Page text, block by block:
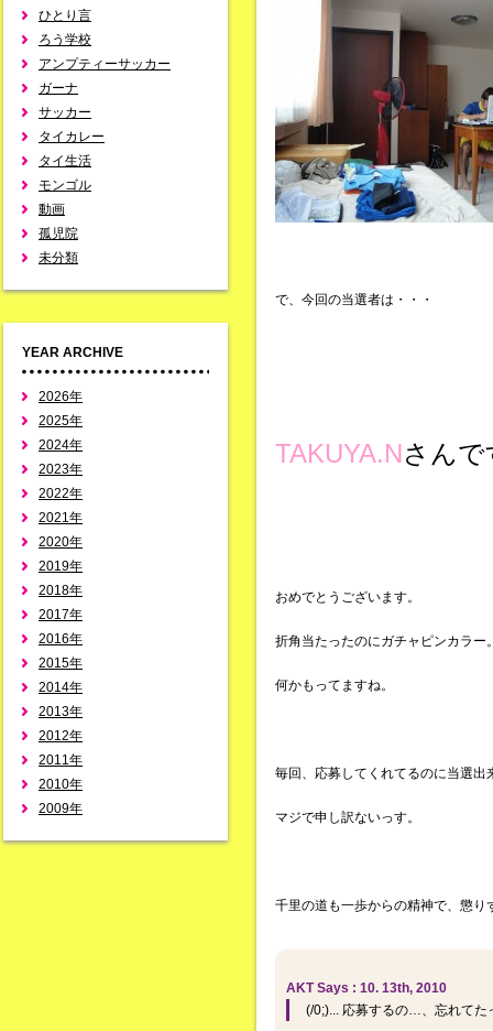
ひとり言
ろう学校
アンプティーサッカー
ガーナ
サッカー
タイカレー
タイ生活
モンゴル
動画
孤児院
未分類
YEAR ARCHIVE
2026年
2025年
2024年
2023年
2022年
2021年
2020年
2019年
2018年
2017年
2016年
2015年
2014年
2013年
2012年
2011年
2010年
2009年
で、今回の当選者は・・・
TAKUYA.Nさん
おめでとうございます。
折角当たったのにガチャピンカラー
何かもってますね。
毎回、応募してくれてるのに当選出
マジで申し訳ないっす。
千里の道も一歩からの精神で、懲り
AKT Says : 10. 13th, 2010
(/0;)... 応募するの…、忘れて